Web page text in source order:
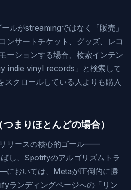
ルがstreamingではなく「販売」
ンサートチケット、グッズ、レコ
ーションする場合、検索インテン
indie vinyl records」と検索して
クロールしている人よりも購入
まりほとんどの場合）
リースの核心的ゴール——
し、Spotifyのアルゴリズムトラ
においては、Metaが圧倒的に勝
ランディングページへの「リン